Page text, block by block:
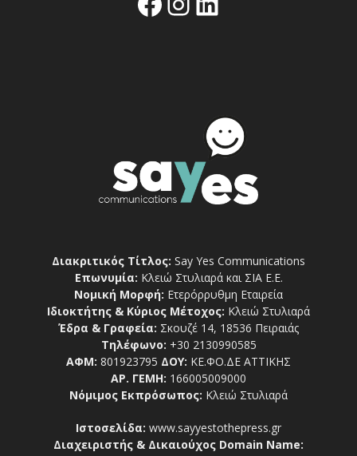
Διακριτικός Τίτλος: Say Yes Communications
Επωνυμία: Κλειώ Στυλιαρά και ΣΙΑ Ε.Ε.
Νομική Μορφή: Ετερόρρυθμη Εταιρεία
Ιδιοκτήτης & Κύριος Μέτοχος: Κλειώ Στυλιαρά
Έδρα & Γραφεία: Σκουζέ 14, 18536 Πειραιάς
Τηλέφωνο: +30 2130990585
ΑΦΜ: 801923795 ΔΟΥ: ΚΕ.ΦΟ.ΔΕ ΑΤΤΙΚΗΣ
ΑΡ. ΓΕΜΗ: 166005009000
Νόμιμος Εκπρόσωπος: Κλειώ Στυλιαρά
Ιστοσελίδα: www.sayyestothepress.gr
Διαχειριστής & Δικαιούχος Domain Name: